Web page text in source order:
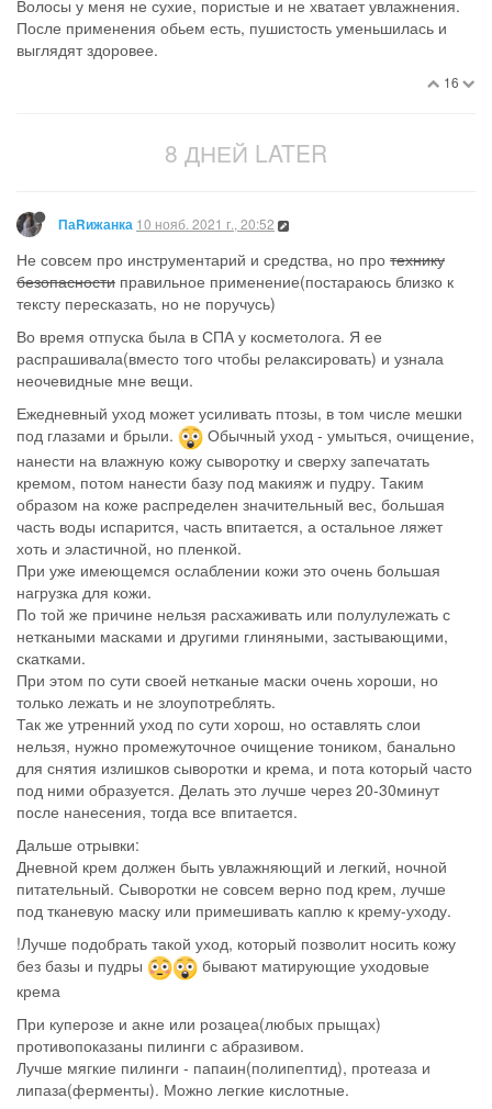
Волосы у меня не сухие, пористые и не хватает увлажнения.
После применения обьем есть, пушистость уменьшилась и
выглядят здоровее.
16
8 ДНЕЙ LATER
ПаRижанка 10 нояб. 2021 г., 20:52
Не совсем про инструментарий и средства, но про технику
безопасности правильное применение(постараюсь близко к
тексту пересказать, но не поручусь)
Во время отпуска была в СПА у косметолога. Я ее
распрашивала(вместо того чтобы релаксировать) и узнала
неочевидные мне вещи.
Ежедневный уход может усиливать птозы, в том числе мешки
под глазами и брыли.
Обычный уход - умыться, очищение,
нанести на влажную кожу сыворотку и сверху запечатать
кремом, потом нанести базу под макияж и пудру. Таким
образом на коже распределен значительный вес, большая
часть воды испарится, часть впитается, а остальное ляжет
хоть и эластичной, но пленкой.
При уже имеющемся ослаблении кожи это очень большая
нагрузка для кожи.
По той же причине нельзя расхаживать или полулулежать с
неткаными масками и другими глиняными, застывающими,
скатками.
При этом по сути своей нетканые маски очень хороши, но
только лежать и не злоупотреблять.
Так же утренний уход по сути хорош, но оставлять слои
нельзя, нужно промежуточное очищение тоником, банально
для снятия излишков сыворотки и крема, и пота который часто
под ними образуется. Делать это лучше через 20-30минут
после нанесения, тогда все впитается.
Дальше отрывки:
Дневной крем должен быть увлажняющий и легкий, ночной
питательный. Сыворотки не совсем верно под крем, лучше
под тканевую маску или примешивать каплю к крему-уходу.
!Лучше подобрать такой уход, который позволит носить кожу
без базы и пудры
бывают матирующие уходовые
крема
При куперозе и акне или розацеа(любых прыщах)
противопоказаны пилинги с абразивом.
Лучше мягкие пилинги - папаин(полипептид), протеаза и
липаза(ферменты). Можно легкие кислотные.